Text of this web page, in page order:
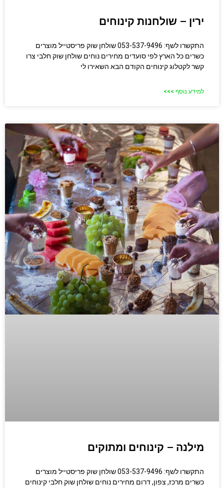
ירין – שולחנות קינוחים
התקשרו לשף: 053-537-9496 שולחן שוק פריסטייל מוצרים
כשרים כל הארץ לפי סועדים מחירים נוחים שולחן שוק חלבי​ צרו
קשר לקטלוג קינוחים הקודם הבא השאירו לי
למידע נוסף >>>
מילנה – קינוחים ומתוקים
התקשרו לשף: 053-537-9496 שולחן שוק פריסטייל מוצרים
כשרים מרכז, צפון, דרום מחירים נוחים שולחן שוק חלבי​ קינוחים